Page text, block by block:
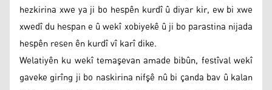
hezkirina xwe ya ji bo hespên kurdî û diyar kir, ew bi xwe
xwedî du hespan e û wekî xobiyekê û ji bo parastina nijada
hespên resen ên kurdî vî karî dike.
Welatiyên ku wekî temaşevan amade bibûn, festîval wekî
gaveke girîng ji bo naskirina nifşê nû bi çanda bav û kalan